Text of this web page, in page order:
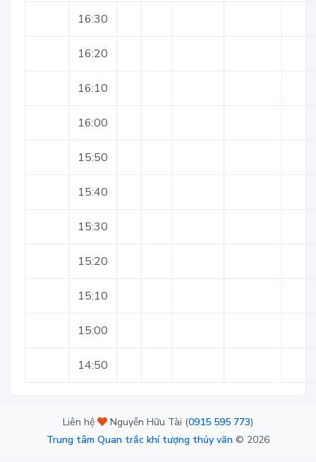
16:30
16:20
16:10
16:00
15:50
15:40
15:30
15:20
15:10
15:00
14:50
Liên hệ Nguyễn Hữu Tài (0915 595 773)
Trung tâm Quan trắc khí tượng thủy văn © 2026